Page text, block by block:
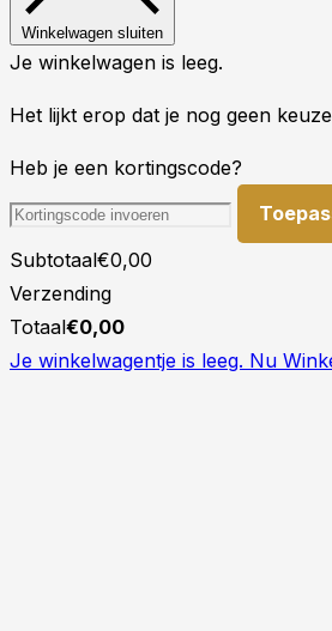
Winkelwagen sluiten
Je winkelwagen is leeg.
Het lijkt erop dat je nog geen
Heb je een kortingscode?
Subtotaal€0,00
Verzending
Totaal€0,00
Je winkelwagentje is leeg. Nu